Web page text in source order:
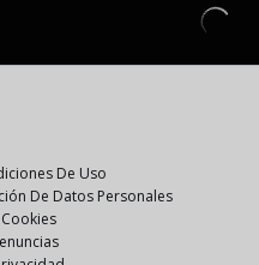
De Uso
De Datos Personales